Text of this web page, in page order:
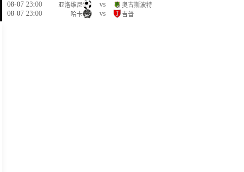
08-07 23:00 亚洛维尼 vs 奥古斯波特
08-07 23:00 哈卡 vs 吉普